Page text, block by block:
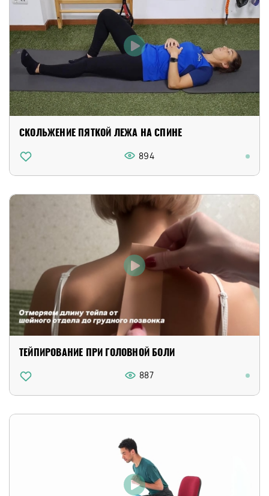
СКОЛЬЖЕНИЕ ПЯТКОЙ ЛЕЖА НА СПИНЕ
894
ТЕЙПИРОВАНИЕ ПРИ ГОЛОВНОЙ БОЛИ
887